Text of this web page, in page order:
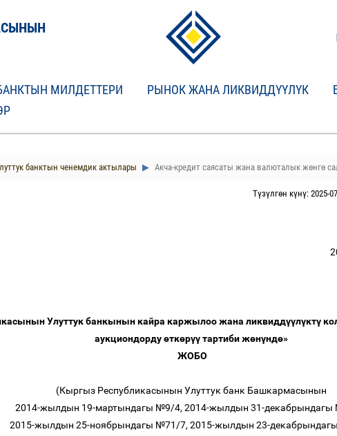
МИЛДЕТТЕРИ РЫНОК ЖАНА ЛИКВИДДҮҮЛҮК
банктын ченемдик актылары Акча-кредит саясаты жана валюталык жөнгө
Түзүлгөн күнү: 2025-
Улуттук банкынын кайра каржылоо жана ликвиддүүлүктү
аукциондордуөткөрүүтартиби жөнүндө»
ЖОБО
(Кыргыз Республикасынын Улуттук банк Башкармасынын
2014-жылдын 19-мартындагы №9/4, 2014-жылдын 31-декабрындагы
2015-жылдын 25-ноябрындагы №71/7, 2015-жылдын 23-